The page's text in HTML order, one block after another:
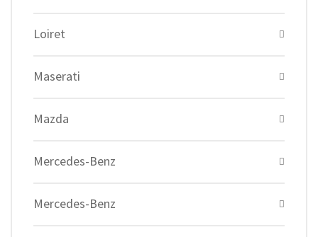
Loiret
Maserati
Mazda
Mercedes-Benz
Mercedes-Benz